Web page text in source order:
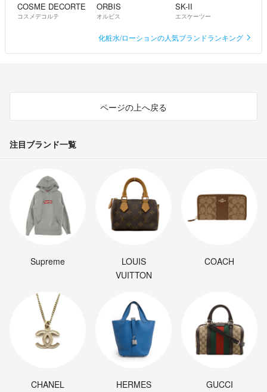
COSME DECORTE
コスメデコルテ
ORBIS
オルビス
SK-II
エスケーツー
化粧水/ローションの人気ブランドランキング
ページの上へ戻る
注目ブランド一覧
Supreme
LOUIS
VUITTON
COACH
CHANEL HERMES GUCCI